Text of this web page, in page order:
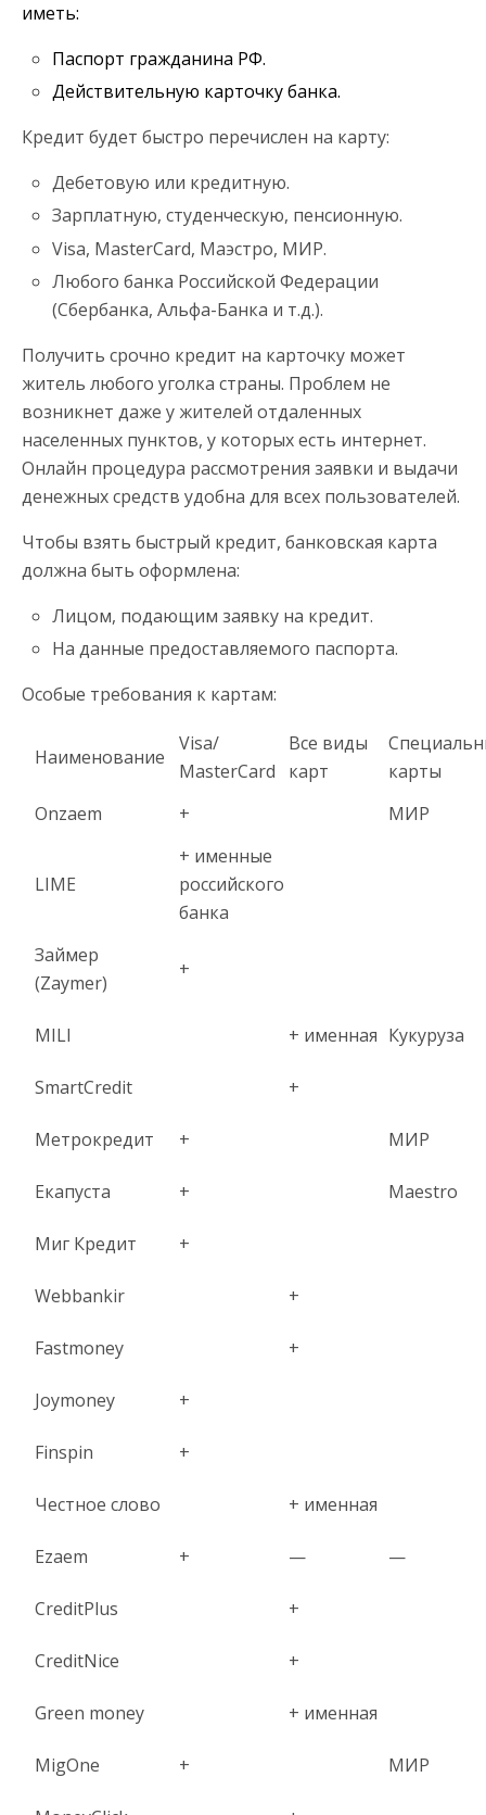
иметь:
Паспорт гражданина РФ.
Действительную карточку банка.
Кредит будет быстро перечислен на карту:
Дебетовую или кредитную.
Зарплатную, студенческую, пенсионную.
Visa, MasterCard, Маэстро, МИР.
Любого банка Российской Федерации
(Сбербанка, Альфа-Банка и т.д.).
Получить срочно кредит на карточку может
житель любого уголка страны. Проблем не
возникнет даже у жителей отдаленных
населенных пунктов, у которых есть интернет.
Онлайн процедура рассмотрения заявки и выдачи
денежных средств удобна для всех пользователей.
Чтобы взять быстрый кредит, банковская карта
должна быть оформлена:
Лицом, подающим заявку на кредит.
На данные предоставляемого паспорта.
Особые требования к картам:
Наименование
Visa/
MasterCard
Все виды
карт
карты
Onzaem
+ МИР
LIME
+ именные
российского
банка
Займер
(Zaymer)
+
MILI + именная Кукуруза
SmartCredit +
Метрокредит + МИР
Екапуста + Maestro
Миг Кредит +
Webbankir +
Fastmoney +
Joymoney +
Finspin +
Честное слово + именная
Ezaem + — —
CreditPlus +
CreditNice +
Green money + именная
MigOne + МИР